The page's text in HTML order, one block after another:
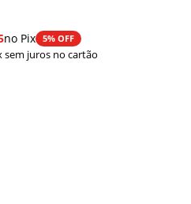
no Pix 5% OFF
sem juros no cartão